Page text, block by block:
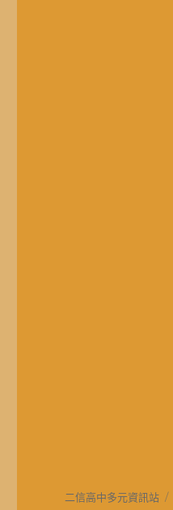
二信高中多元資訊站